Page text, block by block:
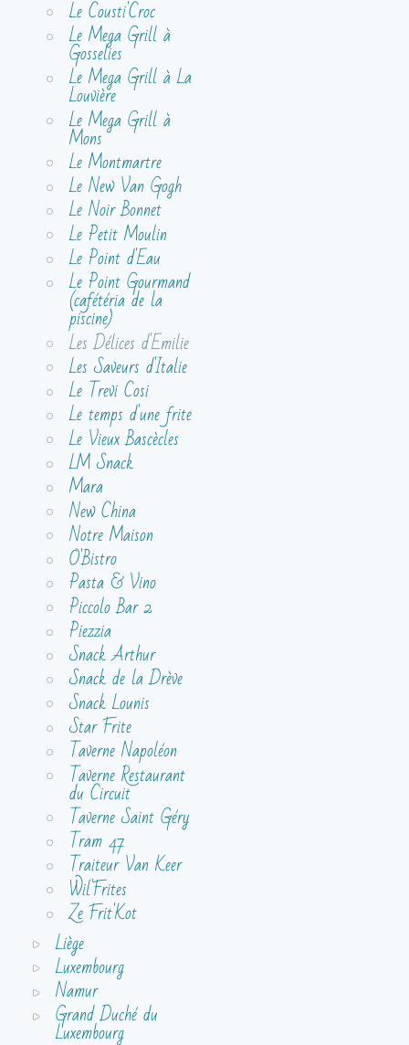
Le Cousti'Croc
Le Mega Grill à
Gosselies
Le Mega Grill à La
Louvière
Le Mega Grill à
Mons
Le Montmartre
Le New Van Gogh
Le Noir Bonnet
Le Petit Moulin
Le Point d'Eau
Le Point Gourmand
(cafétéria de la
piscine)
Les Délices d'Emilie
Les Saveurs d'Italie
Le Trevi Cosi
Le temps d'une frite
Le Vieux Bascècles
LM Snack
Mara
New China
Notre Maison
O'Bistro
Pasta & Vino
Piccolo Bar 2
Piezzia
Snack Arthur
Snack de la Drève
Snack Lounis
Star Frite
Taverne Napoléon
Taverne Restaurant
du Circuit
Taverne Saint Géry
Tram 47
Traiteur Van Keer
Wil'Frites
Ze Frit'Kot
Liège
Luxembourg
Namur
Grand Duché du
Luxembourg